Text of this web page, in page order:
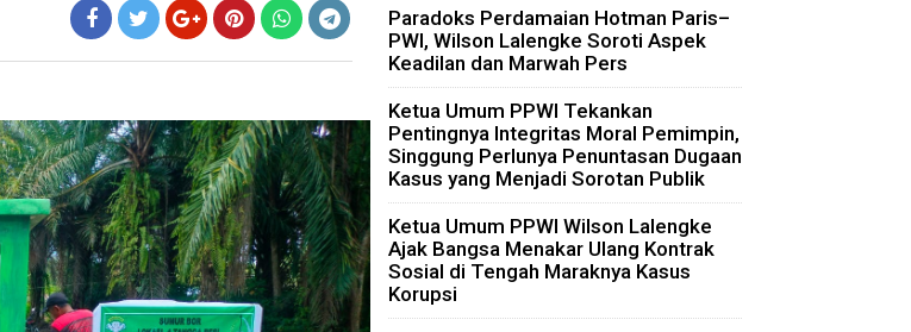
Paradoks Perdamaian Hotman Paris–
PWI, Wilson Lalengke Soroti Aspek
Keadilan dan Marwah Pers
Ketua Umum PPWI Tekankan
Pentingnya Integritas Moral Pemimpin,
Singgung Perlunya Penuntasan Dugaan
Kasus yang Menjadi Sorotan Publik
Ketua Umum PPWI Wilson Lalengke
Ajak Bangsa Menakar Ulang Kontrak
Sosial di Tengah Maraknya Kasus
Korupsi